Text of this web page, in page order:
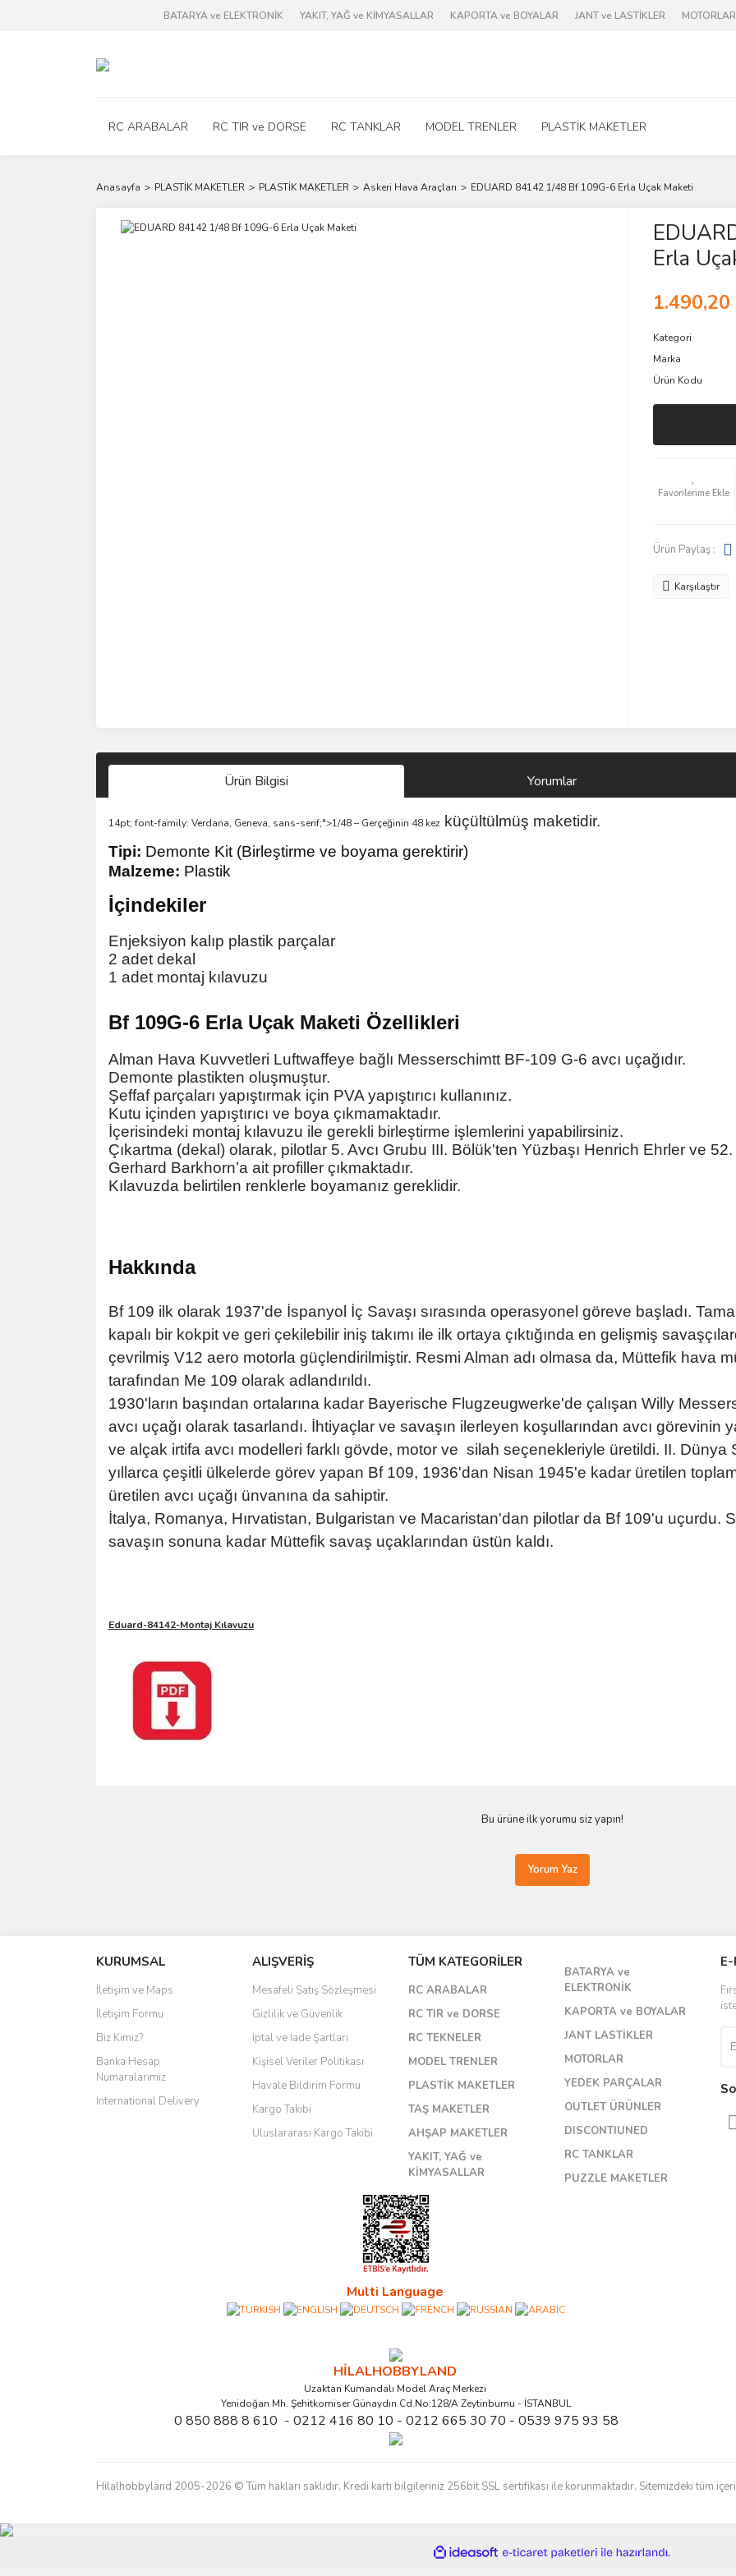
BATARYA ve ELEKTRONİK YAKIT, YAĞ ve KİMYASALLAR KAPORTA ve BOYALAR JANT ve LASTİKLER
RC ARABALAR RC TIR ve DORSE RC TANKLAR MODEL TRENLER PLASTİK MAKETLER
Anasayfa PLASTİK MAKETLER PLASTİK MAKETLER Askeri Hava Araçları EDUARD 84142 1/48 Bf 109G-6 Erla Uçak Maketi
Erla
Kategori
Marka
Ürün Kodu
Ürün Paylaş :
Karşılaştır
Ürün Bilgisi Yorumlar
14pt; font-family: Verdana, Geneva, sans-serif;">1/48 – Gerçeğinin 48 kez küçültülmüş maketidir.
Tipi: Demonte Kit (Birleştirme ve boyama gerektirir)
Malzeme: Plastik
İçindekiler
Enjeksiyon kalıp plastik parçalar
2 adet dekal
1 adet montaj kılavuzu
Bf 109G-6 Erla Uçak Maketi Özellikleri
Alman Hava Kuvvetleri Luftwaffeye bağlı Messerschimtt BF-109 G-6 avcı uçağıdır.
Demonte plastikten oluşmuştur.
Şeffaf parçaları yapıştırmak için PVA yapıştırıcı kullanınız.
Kutu içinden yapıştırıcı ve boya çıkmamaktadır.
İçerisindeki montaj kılavuzu ile gerekli birleştirme işlemlerini yapabilirsiniz.
Çıkartma (dekal) olarak, pilotlar 5. Avcı Grubu III. Bölük'ten Yüzbaşı Henrich Ehrler ve
Gerhard Barkhorn’a ait profiller çıkmaktadır.
Kılavuzda belirtilen renklerle boyamanız gereklidir.
Hakkında
Bf 109 ilk olarak 1937'de İspanyol İç Savaşı sırasında operasyonel göreve başladı.
kapalı bir kokpit ve geri çekilebilir iniş takımı ile ilk ortaya çıktığında en gelişmiş
çevrilmiş V12 aero motorla güçlendirilmiştir. Resmi Alman adı olmasa da, Müttefik hava
tarafından Me 109 olarak adlandırıldı.
1930'ların başından ortalarına kadar Bayerische Flugzeugwerke'de çalışan Willy
avcı uçağı olarak tasarlandı. İhtiyaçlar ve savaşın ilerleyen koşullarından avcı görevinin
ve alçak irtifa avcı modelleri farklı gövde, motor ve silah seçenekleriyle üretildi. II. Dünya
yıllarca çeşitli ülkelerde görev yapan Bf 109, 1936'dan Nisan 1945'e kadar üretilen
üretilen avcı uçağı ünvanına da sahiptir.
İtalya, Romanya, Hırvatistan, Bulgaristan ve Macaristan'dan pilotlar da Bf 109'u uçurdu.
savaşın sonuna kadar Müttefik savaş uçaklarından üstün kaldı.
Eduard-84142-Montaj Kılavuzu
Bu ürüne ilk yorumu siz yapın!
Yorum Yaz
KURUMSAL
İletişim ve Maps
İletişim Formu
Biz Kimiz?
Banka Hesap
Numaralarımız
International Delivery
ALIŞVERİŞ
Mesafeli Satış Sözleşmesi
Gizlilik ve Güvenlik
İptal ve İade Şartları
Kişisel Veriler Politikası
Havale Bildirim Formu
Kargo Takibi
Uluslararası Kargo Takibi
TÜM KATEGORİLER
RC ARABALAR
RC TIR ve DORSE
RC TEKNELER
MODEL TRENLER
PLASTİK MAKETLER
TAŞ MAKETLER
AHŞAP MAKETLER
YAKIT, YAĞ ve
KİMYASALLAR
BATARYA ve
ELEKTRONİK
KAPORTA ve BOYALAR
JANT LASTİKLER
MOTORLAR
YEDEK PARÇALAR
OUTLET ÜRÜNLER
DISCONTIUNED
RC TANKLAR
PUZZLE MAKETLER
Multi Language
HİLALHOBBYLAND
Uzaktan Kumandalı Model Araç Merkezi
Yenidoğan Mh. Şehitkomiser Günaydın Cd.No:128/A Zeytinburnu - İSTANBUL
0 850 888 8 610 - 0212 416 80 10 - 0212 665 30 70 - 0539 975 93 58
Hilalhobbyland 2005-2026 © Tüm hakları saklıdır. Kredi kartı bilgileriniz 256bit SSL sertifikası ile korunmaktadır. Sitemizdeki tüm
ideasoft
e-